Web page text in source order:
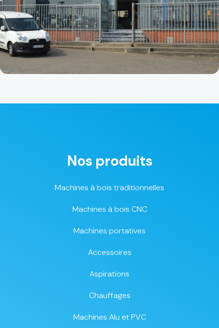
Nos produits
Machines à bois traditionnelles
Machines à bois CNC
Machines portatives
Accessoires
Aspirations
Chauffages
Machines Alu et PVC